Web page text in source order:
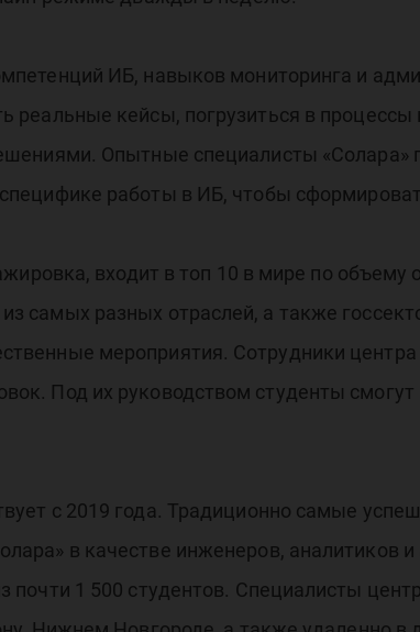
ИБ, навыков мониторинга и
реальные кейсы, погрузиться в
Опытные специалисты «Солара»
работы в ИБ, чтобы
входит в топ 10 в мире по
самых разных отраслей, а также
мероприятия. Сотрудники
Под их руководством студенты
с 2019 года. Традиционно самые
в качестве инженеров, аналитиков
почти 1 500 студентов. Специалисты